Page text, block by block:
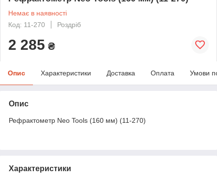
Немає в наявності
Код: 11-270
Роздріб
2 285 ₴
Опис Характеристики Доставка Оплата Умови
Опис
Рефрактометр Neo Tools (160 мм) (11-270)
Характеристики